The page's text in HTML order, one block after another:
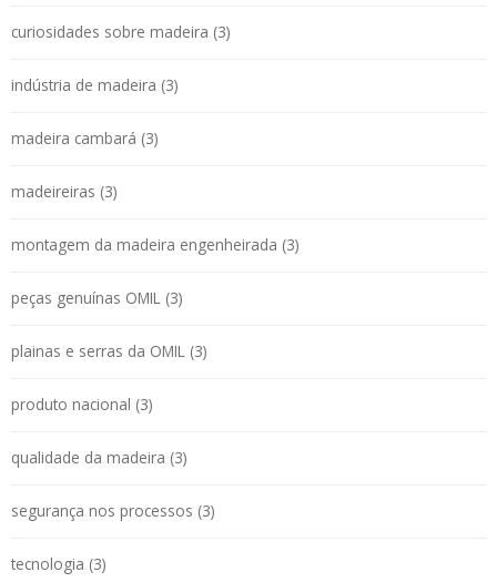
curiosidades sobre madeira (3)
indústria de madeira (3)
madeira cambará (3)
madeireiras (3)
montagem da madeira engenheirada (3)
peças genuínas OMIL (3)
plainas e serras da OMIL (3)
produto nacional (3)
qualidade da madeira (3)
segurança nos processos (3)
tecnologia (3)